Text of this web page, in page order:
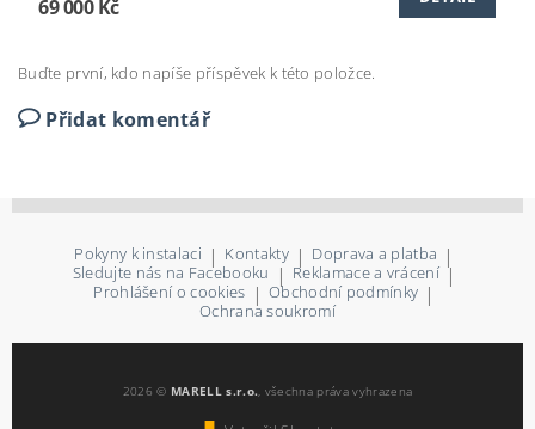
69 000 Kč
Buďte první, kdo napíše příspěvek k této položce.
Přidat komentář
Pokyny k instalaci | Kontakty | Doprava a platba |
Sledujte nás na Facebooku | Reklamace a vrácení |
Prohlášení o cookies | Obchodní podmínky |
Ochrana soukromí
2026 © MARELL s.r.o., všechna práva vyhrazena